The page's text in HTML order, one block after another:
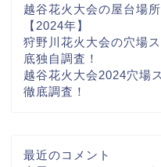
越谷花火大会の屋台場
【2024年】
狩野川花火大会の穴場
底独自調査！
越谷花火大会2024穴場
徹底調査！
最近のコメント